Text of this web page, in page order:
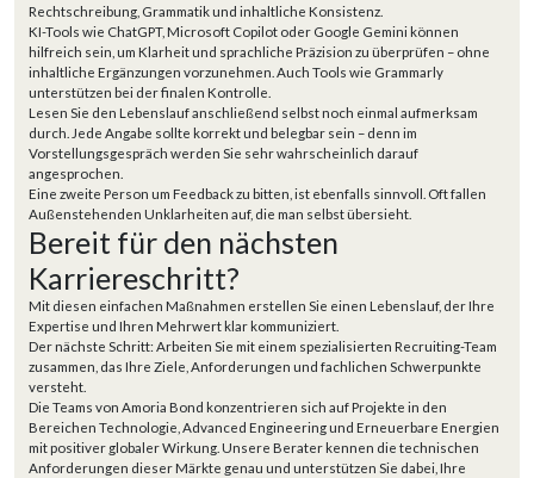
Rechtschreibung, Grammatik und inhaltliche Konsistenz.
KI-Tools wie ChatGPT, Microsoft Copilot oder Google Geminikönnen
hilfreich sein, um Klarheit und sprachliche Präzision zu überprüfen – ohne
inhaltliche Ergänzungen vorzunehmen. Auch Tools wie Grammarly
unterstützen bei der finalen Kontrolle.
Lesen Sie den Lebenslauf anschließend selbst noch einmal aufmerksam
durch. Jede Angabe sollte korrekt und belegbar sein – denn im
Vorstellungsgespräch werden Sie sehr wahrscheinlich darauf
angesprochen.
Eine zweite Person um Feedback zu bitten, ist ebenfalls sinnvoll. Oft fallen
Außenstehenden Unklarheiten auf, die man selbst übersieht.
Bereit für den nächsten
Karriereschritt?
Mit diesen einfachen Maßnahmen erstellen Sie einen Lebenslauf, der Ihre
Expertise und Ihren Mehrwert klar kommuniziert.
Der nächste Schritt: Arbeiten Sie mit einem spezialisierten Recruiting-Team
zusammen, das Ihre Ziele, Anforderungen und fachlichen Schwerpunkte
versteht.
Die Teams von Amoria Bond konzentrieren sich auf Projekte in den
Bereichen Technologie, Advanced Engineering und Erneuerbare Energien
mit positiver globaler Wirkung. Unsere Berater kennen die technischen
Anforderungen dieser Märkte genau und unterstützen Sie dabei, Ihre